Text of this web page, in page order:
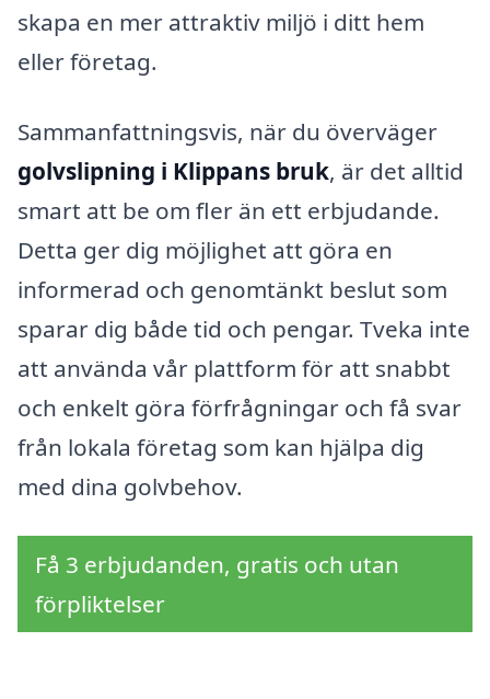
skapa en mer attraktiv miljö i ditt hem
eller företag.
Sammanfattningsvis, när du överväger
golvslipning i Klippans bruk, är det alltid
smart att be om fler än ett erbjudande.
Detta ger dig möjlighet att göra en
informerad och genomtänkt beslut som
sparar dig både tid och pengar. Tveka inte
att använda vår plattform för att snabbt
och enkelt göra förfrågningar och få svar
från lokala företag som kan hjälpa dig
med dina golvbehov.
Få 3 erbjudanden, gratis och utan
förpliktelser